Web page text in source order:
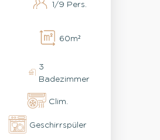
60 M²1/9 Pers.
60m²
3
Badezimmer
Clim.
Geschirrspüler